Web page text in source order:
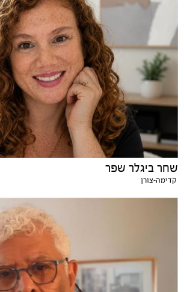
שחר ביגלר שפר
קדימה-צורן